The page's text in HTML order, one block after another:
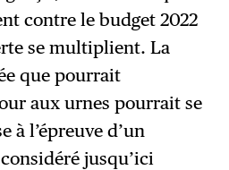
contre le budget 2022
se multiplient. La
que pourrait
aux urnes pourrait se
à l’épreuve d’un
jusqu’ici